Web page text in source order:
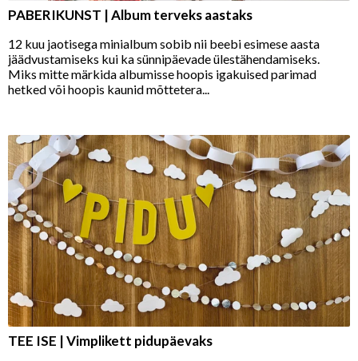
PABERIKUNST | Album terveks aastaks
12 kuu jaotisega minialbum sobib nii beebi esimese aasta
jäädvustamiseks kui ka sünnipäevade ülestähendamiseks.
Miks mitte märkida albumisse hoopis igakuised parimad
hetked või hoopis kaunid mõttetera...
TEE ISE | Vimplikett pidupäevaks